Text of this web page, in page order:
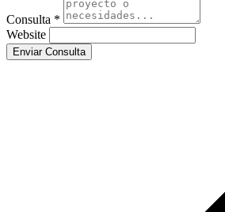
Consulta *
Website
Enviar Consulta